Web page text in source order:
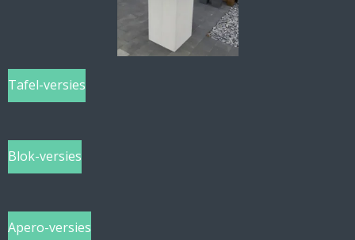
Tafel-versies
Blok-versies
Apero-versies